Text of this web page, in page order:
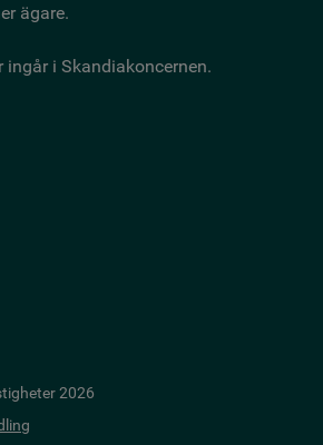
ägare.
ingår i Skandiakoncernen.
2026